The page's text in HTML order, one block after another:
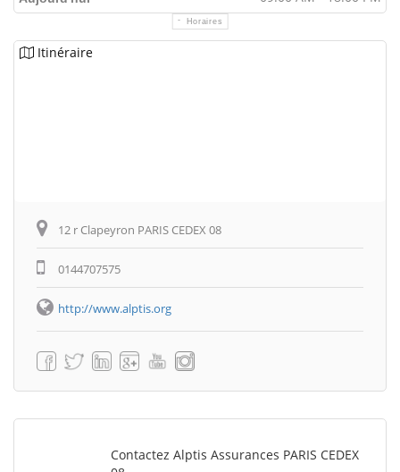
Horaires
Itinéraire
12 r Clapeyron PARIS CEDEX 08
0144707575
http://www.alptis.org
Contactez Alptis Assurances PARIS CEDEX